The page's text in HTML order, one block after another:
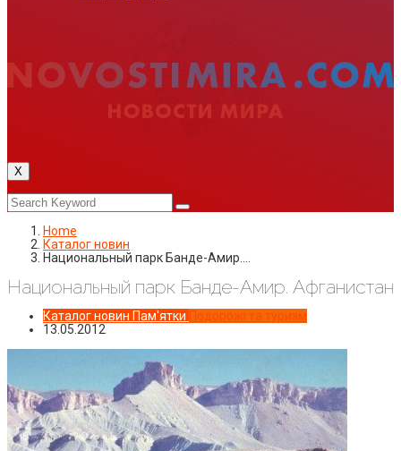
X
Home
Каталог новин
Национальный парк Банде-Амир.…
Национальный парк Банде-Амир. Афганистан
Каталог новин Пам'ятки Подорожі та туризм
13.05.2012